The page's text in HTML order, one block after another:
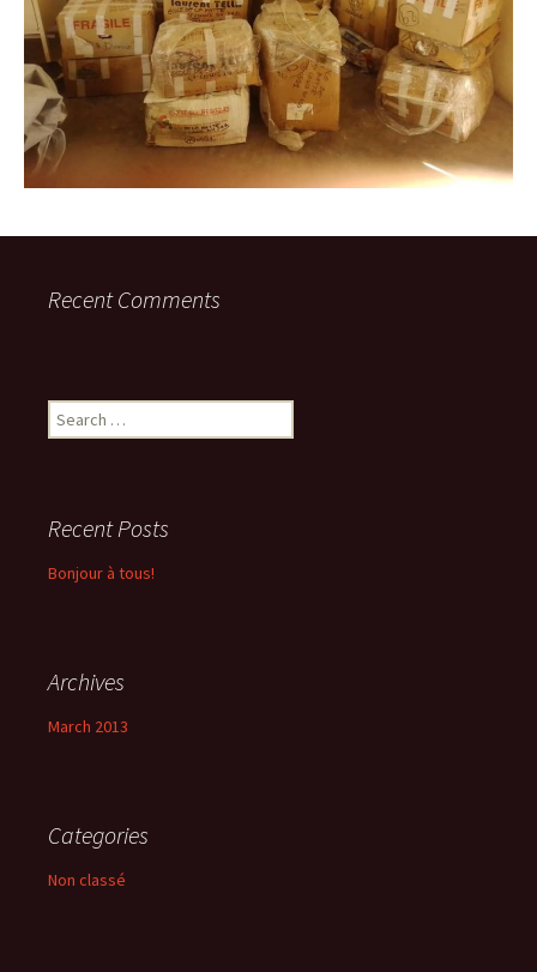
Recent Comments
Search
for:
Recent Posts
Bonjour à tous!
Archives
March 2013
Categories
Non classé